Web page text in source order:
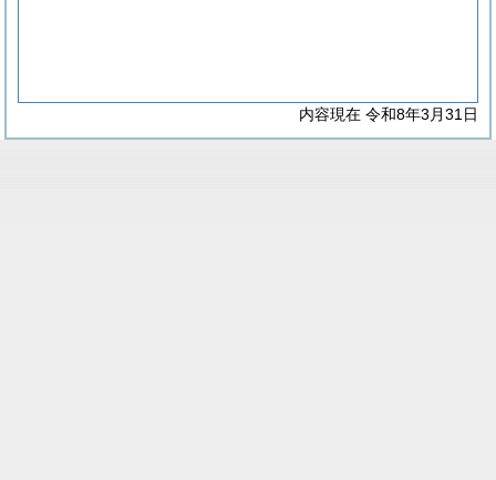
内容現在 令和8年3月31日